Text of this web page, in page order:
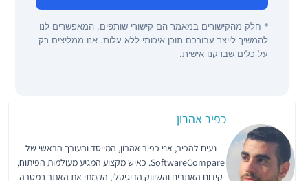
* חלק מהקישורים במאמר הם קישורי שותפים, המאפשרים לנו
להמשיך לייצר עבורכם תוכן איכותי ללא עלות. אנו ממליצים רק
על כלים שבדקנו אישית.
כפיר אהרון
נעים להכיר, אני כפיר אהרון, המייסד והעורך הראשי של
SoftwareCompare. כאיש מקצוע המגיע מעולמות הפיתוח,
קידום האתרים והשיווק הדיגיטלי, הקמתי את האתר במטרה